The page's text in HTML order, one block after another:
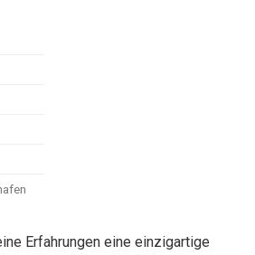
Erfahrungen eine einzigartige